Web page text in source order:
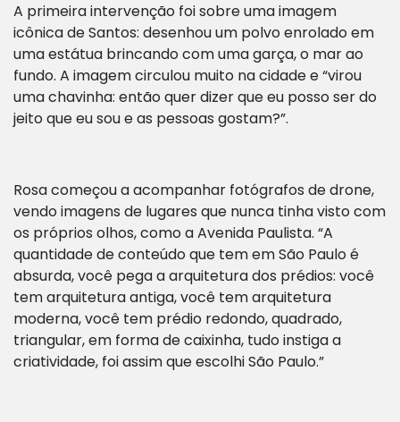
A primeira intervenção foi sobre uma imagem
icônica de Santos: desenhou um polvo enrolado em
uma estátua brincando com uma garça, o mar ao
fundo. A imagem circulou muito na cidade e “virou
uma chavinha: então quer dizer que eu posso ser do
jeito que eu sou e as pessoas gostam?”.
Rosa começou a acompanhar fotógrafos de drone,
vendo imagens de lugares que nunca tinha visto com
os próprios olhos, como a Avenida Paulista. “A
quantidade de conteúdo que tem em São Paulo é
absurda, você pega a arquitetura dos prédios: você
tem arquitetura antiga, você tem arquitetura
moderna, você tem prédio redondo, quadrado,
triangular, em forma de caixinha, tudo instiga a
criatividade, foi assim que escolhi São Paulo.”